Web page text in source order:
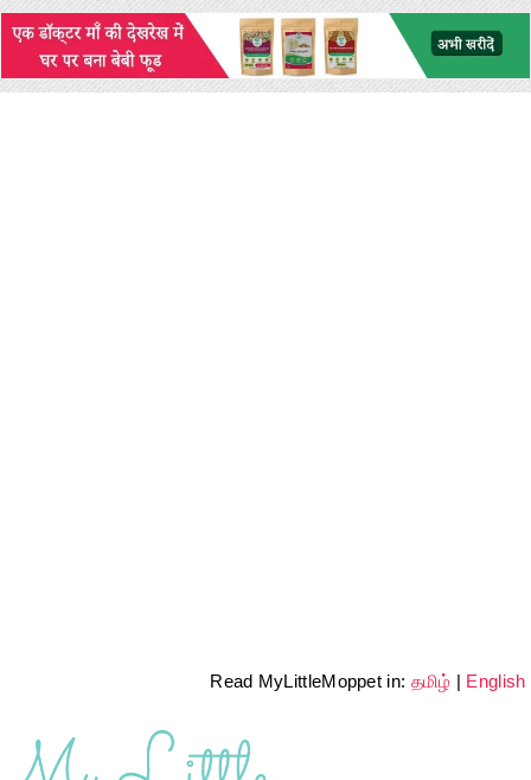
Read MyLittleMoppet in: தமிழ் | English